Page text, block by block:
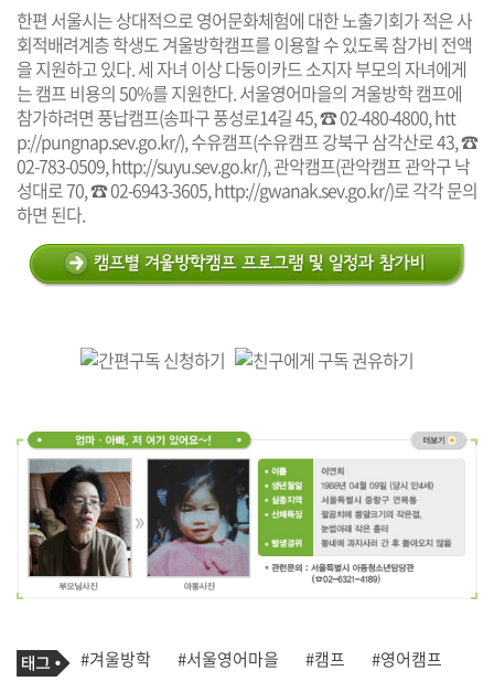
한편 서울시는 상대적으로 영어문화체험에 대한 노출기회가 적은 사
회적배려계층 학생도 겨울방학캠프를 이용할 수 있도록 참가비 전액
을 지원하고 있다. 세 자녀 이상 다둥이카드 소지자 부모의 자녀에게
는 캠프 비용의 50%를 지원한다. 서울영어마을의 겨울방학 캠프에
참가하려면 풍납캠프(송파구 풍성로14길 45, ☎ 02-480-4800,htt
p://pungnap.sev.go.kr/), 수유캠프(수유캠프 강북구 삼각산로 43, ☎
02-783-0509,http://suyu.sev.go.kr/), 관악캠프(관악캠프 관악구 낙
성대로 70, ☎ 02-6943-3605,http://gwanak.sev.go.kr/)로 각각 문의
하면 된다.
기
사
태
그
#겨울방학 #서울영어마을 #캠프 #영어캠프